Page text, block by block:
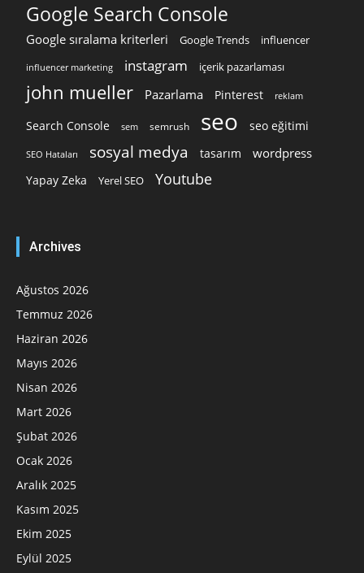
Google Search Console
Google sıralama kriterleri Google Trends influencer
influencer marketing instagram içerik pazarlaması
john mueller Pazarlama Pinterest reklam
Search Console sem semrush seo seo eğitimi
SEO Hataları sosyal medya tasarım wordpress
Yapay Zeka Yerel SEO Youtube
Archives
Ağustos 2026
Temmuz 2026
Haziran 2026
Mayıs 2026
Nisan 2026
Mart 2026
Şubat 2026
Ocak 2026
Aralık 2025
Kasım 2025
Ekim 2025
Eylül 2025